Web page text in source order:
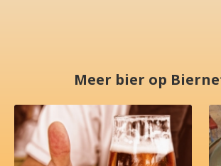
Meer bier op